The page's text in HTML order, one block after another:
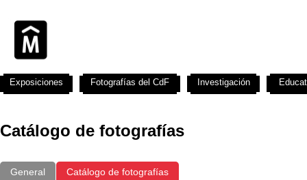
Catálogo de fotografías
General Catálogo de fotografías
Exposiciones Fotografías del CdF Investigación